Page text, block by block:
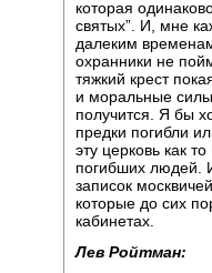
которая
святых”. И, мне
далеким
охранники не
тяжкий крест
и моральные силы
получится. Я бы
предки погибли
эту церковь как
погибших людей.
записок
которые до сих
кабинетах.
Лев Ройтман: